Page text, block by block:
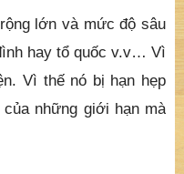
lớn và mức độ sâu
hay tổ quốc v.v… Vì
Vì thế nó bị hạn hẹp
những giới hạn mà